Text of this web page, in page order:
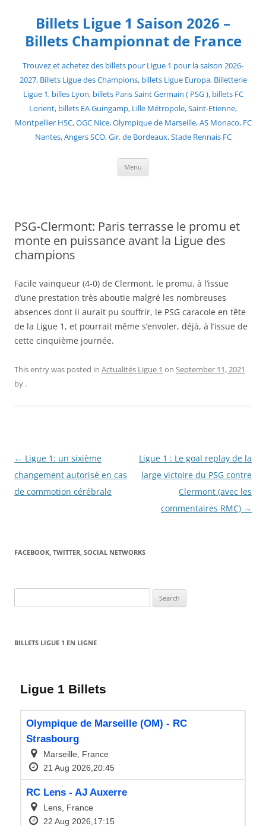
contentBillets Ligue 1 Saison 2026 –
Billets Championnat de France
Trouvez et achetez des billets pour Ligue 1 pour la saison 2026-
2027, Billets Ligue des Champions, billets Ligue Europa, Billetterie
Ligue 1, billes Lyon, billets Paris Saint Germain ( PSG ), billets FC
Lorient, billets EA Guingamp, Lille Métropole, Saint-Etienne,
Montpellier HSC, OGC Nice, Olympique de Marseille, AS Monaco, FC
Nantes, Angers SCO, Gir. de Bordeaux, Stade Rennais FC
Menu
PSG-Clermont: Paris terrasse le promu et
monte en puissance avant la Ligue des
champions
Facile vainqueur (4-0) de Clermont, le promu, à l’issue
d’une prestation très aboutie malgré les nombreuses
absences dont il aurait pu souffrir, le PSG caracole en tête
de la Ligue 1, et pourrait même s’envoler, déjà, à l’issue de
cette cinquième journée.
This entry was posted in Actualités Ligue 1 on September 11, 2021
by .
Post
navigation
← Ligue 1: un sixième
changement autorisé en cas
de commotion cérébrale
Ligue 1 : Le goal replay de la
large victoire du PSG contre
Clermont (avec les
commentaires RMC) →
FACEBOOK, TWITTER, SOCIAL NETWORKS
for:
BILLETS LIGUE 1 EN LIGNE